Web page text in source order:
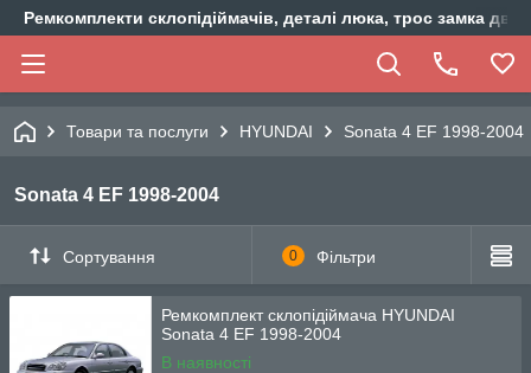
Ремкомплекти склопідіймачів, деталі люка, трос замка
Товари та послуги HYUNDAI Sonata 4 EF 1998-2004
Sonata 4 EF 1998-2004
Сортування 0 Фільтри
Ремкомплект склопідіймача HYUNDAI
Sonata 4 EF 1998-2004
В наявності